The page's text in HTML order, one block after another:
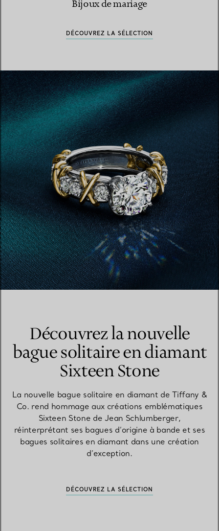
Bijoux de mariage
DÉCOUVREZ LA SÉLECTION
Découvrez la nouvelle
bague solitaire en diamant
Sixteen Stone
La nouvelle bague solitaire en diamant de Tiffany &
Co. rend hommage aux créations emblématiques
Sixteen Stone de Jean Schlumberger,
réinterprétant ses bagues d’origine à bande et ses
bagues solitaires en diamant dans une création
d’exception.
DÉCOUVREZ LA SÉLECTION